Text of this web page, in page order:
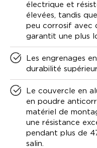
électrique et
élevées, tandis
peu corrosif avec
garantit une plus
Les engrenages
durabilité
Le couvercle en
en poudre
matériel de
une résistance
pendant plus de
salin.